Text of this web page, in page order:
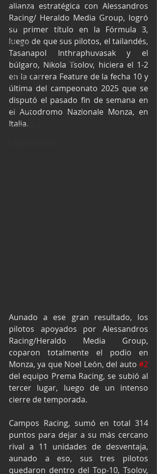
Kartismo
Rally
FIA WEC
Fórmula Ford Vintage
Fórmula 3
Nauticopa
FIA TCR
Fórmula 2
alianza estratégica con Alessandros
Racing/ Heraldo Media Group, logró
su primer título en la Fórmula 3,
luego de que sus pilotos, el tailandés,
Tasanapol Inthraphuvasak y el
búlgaro, Nikola Tsolov, hiciera el 1-2
en la carrera Feature de la fecha 10 y
última del campeonato 2025 que se
disputó el pasado fin de semana en
el Autodromo Nazionale Monza, en
Italia.
Aunado a ese gran resultado, los
pilotos apoyados por Alessandros
Racing/Heraldo Media Group,
coparon totalmente el podio en
Monza, ya que Noel León, del auto #2
del equipo Prema Racing, se subió al
tercer lugar, luego de un intenso
cierre de temporada.
Campos Racing, sumó en total 314
puntos para dejar a su más cercano
rival a 11 unidades de desventaja,
aunado a eso, sus tres pilotos
quedaron dentro del Top-10, Tsolov,